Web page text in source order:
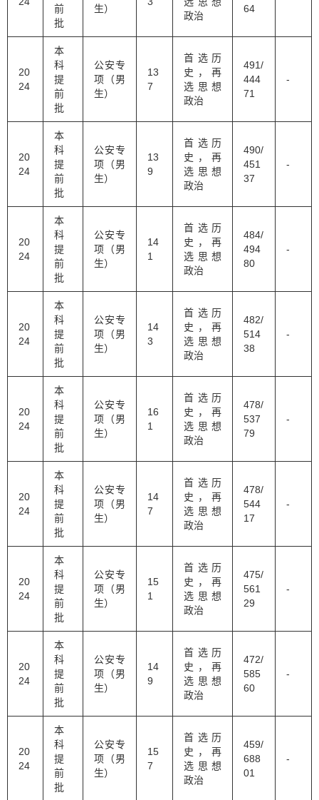
前
批
生）
政治
64
20
24
本
科
提
前
批
公安专
项（男
生）
13
7
首选历
史，再
选思想
政治
491/
444
71
-
20
24
本
科
提
前
批
公安专
项（男
生）
13
9
首选历
史，再
选思想
政治
490/
451
37
-
20
24
本
科
提
前
批
公安专
项（男
生）
14
1
首选历
史，再
选思想
政治
484/
494
80
-
20
24
本
科
提
前
批
公安专
项（男
生）
14
3
首选历
史，再
选思想
政治
482/
514
38
-
20
24
本
科
提
前
批
公安专
项（男
生）
16
1
首选历
史，再
选思想
政治
478/
537
79
-
20
24
本
科
提
前
批
公安专
项（男
生）
14
7
首选历
史，再
选思想
政治
478/
544
17
-
20
24
本
科
提
前
批
公安专
项（男
生）
15
1
首选历
史，再
选思想
政治
475/
561
29
-
20
24
本
科
提
前
批
公安专
项（男
生）
14
9
首选历
史，再
选思想
政治
472/
585
60
-
20
24
本
科
提
前
批
公安专
项（男
生）
15
7
首选历
史，再
选思想
政治
459/
688
01
-